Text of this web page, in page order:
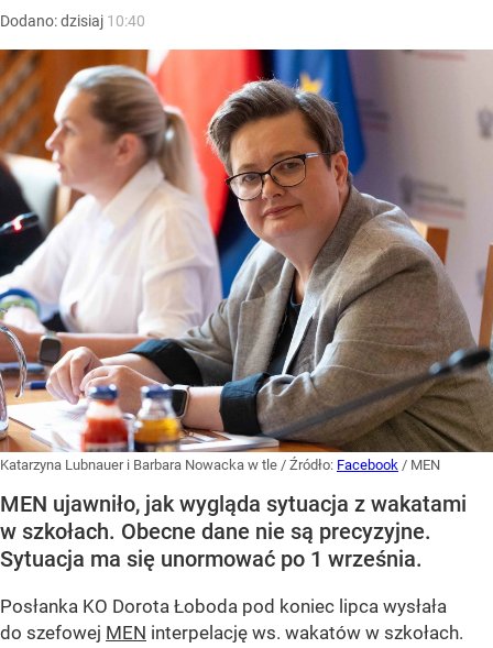
Dodano:dzisiaj 10:40
Katarzyna Lubnauer i Barbara Nowacka w tle / Źródło: Facebook / MEN
MEN ujawniło, jak wygląda sytuacja z wakatami
w szkołach. Obecne dane nie są precyzyjne.
Sytuacja ma się unormować po 1 września.
Posłanka KO Dorota Łoboda pod koniec lipca wysłała
do szefowej MEN interpelację ws. wakatów w szkołach.